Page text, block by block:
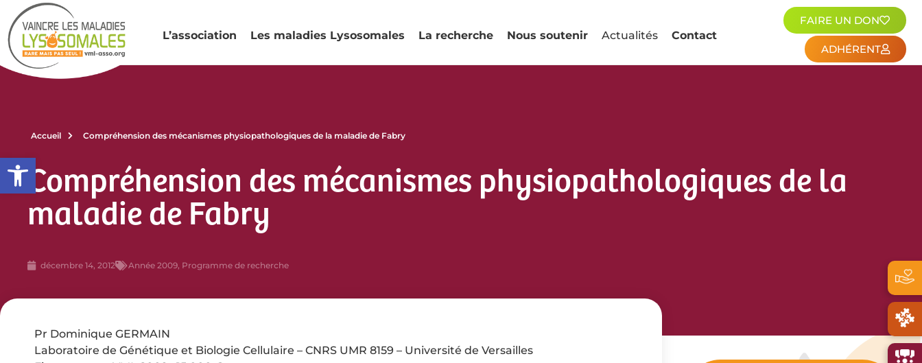
Ouvrir la barre d’outils
L’association Les maladies Lysosomales La recherche Nous soutenir Actualités Contact
FAIRE UN DON
ADHÉRENT
Accueil Compréhension des mécanismes physiopathologiques de la maladie de Fabry
Compréhension des mécanismes physiopathologiques de la
maladie de Fabry
décembre 14, 2012 Année 2009, Programme de recherche
Pr Dominique GERMAIN
Laboratoire de Génétique et Biologie Cellulaire – CNRS UMR 8159 – Université de Versailles